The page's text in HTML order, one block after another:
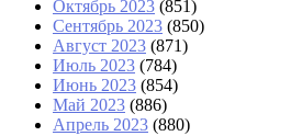
Октябрь 2023 (851)
Сентябрь 2023 (850)
Август 2023 (871)
Июль 2023 (784)
Июнь 2023 (854)
Май 2023 (886)
Апрель 2023 (880)